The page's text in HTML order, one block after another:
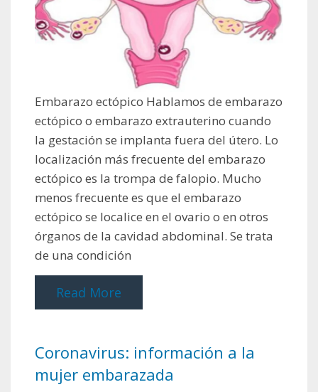
Embarazo ectópico Hablamos de embarazo
ectópico o embarazo extrauterino cuando
la gestación se implanta fuera del útero. Lo
localización más frecuente del embarazo
ectópico es la trompa de falopio. Mucho
menos frecuente es que el embarazo
ectópico se localice en el ovario o en otros
órganos de la cavidad abdominal. Se trata
de una condición
Read More
Coronavirus: información a la
mujer embarazada